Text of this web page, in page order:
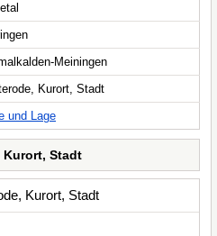
Meiningen
Kurort, Stadt
und Lage
Kurort, Stadt
Kurort, Stadt